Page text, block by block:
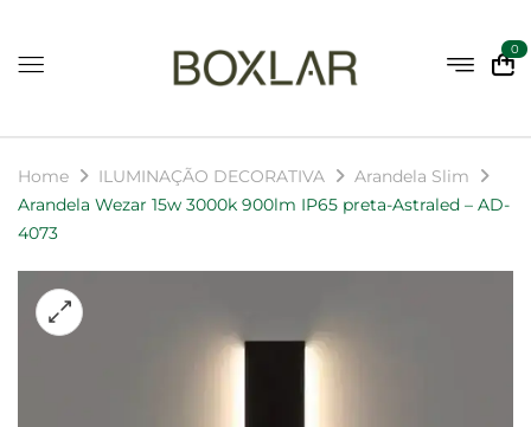
0
Home ILUMINAÇÃO DECORATIVA
Arandela Slim
Arandela Wezar 15w 3000k 900lm IP65 preta-Astraled – AD-
4073